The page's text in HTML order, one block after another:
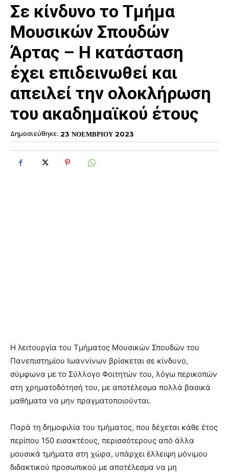
Σε κίνδυνο το Τμήμα
Μουσικών Σπουδών
Άρτας – Η κατάσταση
έχει επιδεινωθεί και
απειλεί την ολοκλήρωση
του ακαδημαϊκού έτους
Δημοσιεύθηκε: 23 ΝΟΕΜΒΡΙΟΥ 2023
Η λειτουργία του Τμήματος Μουσικών Σπουδών του
Πανεπιστημίου Ιωαννίνων βρίσκεται σε κίνδυνο,
σύμφωνα με το Σύλλογο Φοιτητών του, λόγω περικοπών
στη χρηματοδότησή του, με αποτέλεσμα πολλά βασικά
μαθήματα να μην πραγματοποιούνται.
Παρά τη δημοφιλία του τμήματος, που δέχεται κάθε έτος
περίπου 150 εισακτέους, περισσότερους από άλλα
μουσικά τμήματα στη χώρα, υπάρχει έλλειψη μόνιμου
διδακτικού προσωπικού με αποτέλεσμα να μη